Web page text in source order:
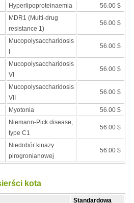
Hyperlipoproteinaemia 56.00 $
MDR1 (Multi-drug
resistance 1)
56.00 $
Mucopolysaccharidosis
56.00 $
Mucopolysaccharidosis
VI
56.00 $
Mucopolysaccharidosis
VII
56.00 $
Myotonia
56.00 $
Niemann-Pick disease,
type C1
56.00 $
Niedobór kinazy
pirogronianowej
56.00 $
kota
Standardowa